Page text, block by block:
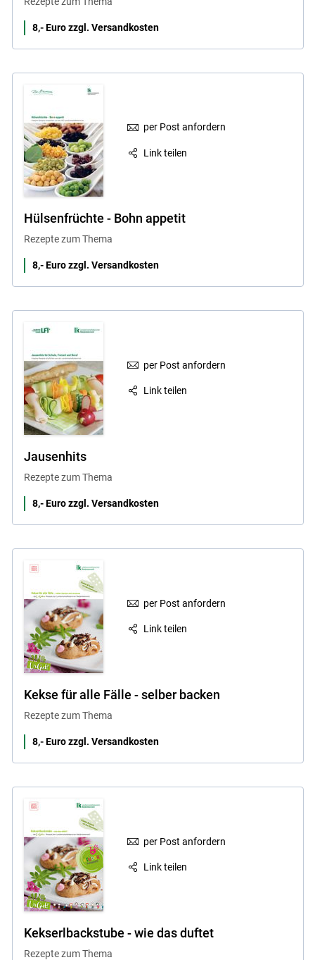
8,- Euro zzgl. Versandkosten
per Post anfordern
Link teilen
Hülsenfrüchte - Bohn appetit
Rezepte zum Thema
8,- Euro zzgl. Versandkosten
per Post anfordern
Link teilen
Jausenhits
Rezepte zum Thema
8,- Euro zzgl. Versandkosten
per Post anfordern
Link teilen
Kekse für alle Fälle - selber backen
Rezepte zum Thema
8,- Euro zzgl. Versandkosten
per Post anfordern
Link teilen
Kekserlbackstube - wie das duftet
Rezepte zum Thema